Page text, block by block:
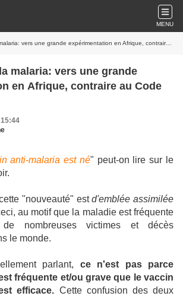
MENU
vers une grande expérimentation en Afrique, contraire au Code de Nuremberg
malaria: vers une grande
en Afrique, contraire au Code
anti-malaria est né" peut-on lire sur le
"nouveauté" estd'emblée assimilée
au motif que la maladie est fréquente
nombreuses victimes et décès
le monde.
parlant, ce n'est pas parce
fréquente et/ou grave que le vaccin
efficace. Cette confusion des deux